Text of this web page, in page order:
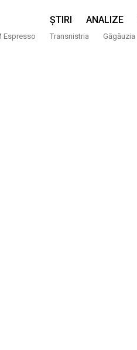
ȘTIRI ANALIZE
Espresso Transnistria Găgăuzia